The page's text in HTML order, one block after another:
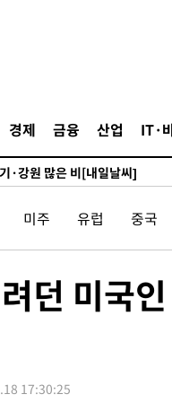
경제 금융 산업 IT·
합의…북쪽 인바운드·남쪽 아
초과 시 낮은 계급 임용…희망
·강원 많은 비[내일날씨]
투자…"AI 메모리 수요 선제 대
보니…한국 축구 '5승 2무'
내린 798.81마감
내린 6258.77에 마쳐
원 마감
년 이후 첫 40도
' 신용해 前교정본부장 기소
지…'쑥대밭' 된 축구협회
미주 유럽 중국
던 미국
17:30:25